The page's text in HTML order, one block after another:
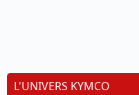
L'UNIVERS KYMCO